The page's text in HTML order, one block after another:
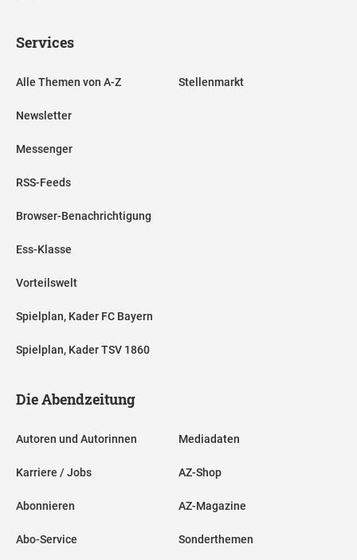
Services
Alle Themen von A-Z
Newsletter
Messenger
RSS-Feeds
Browser-Benachrichtigung
Ess-Klasse
Vorteilswelt
Spielplan, Kader FC Bayern
Spielplan, Kader TSV 1860
Stellenmarkt
Die Abendzeitung
Autoren und Autorinnen
Karriere / Jobs
Abonnieren
Abo-Service
Mediadaten
AZ-Shop
AZ-Magazine
Sonderthemen